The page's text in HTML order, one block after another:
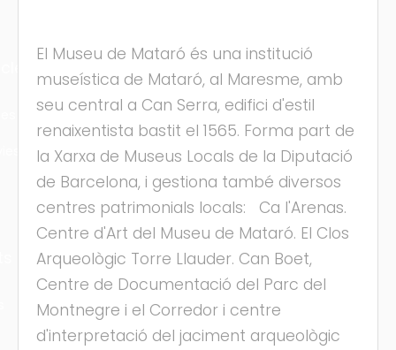
El Museu de Mataró és una institució
museística de Mataró, al Maresme, amb
seu central a Can Serra, edifici d'estil
renaixentista bastit el 1565. Forma part de
la Xarxa de Museus Locals de la Diputació
de Barcelona, i gestiona també diversos
centres patrimonials locals: Ca l'Arenas.
Centre d'Art del Museu de Mataró. El Clos
Arqueològic Torre Llauder. Can Boet,
Centre de Documentació del Parc del
Montnegre i el Corredor i centre
d'interpretació del jaciment arqueològic